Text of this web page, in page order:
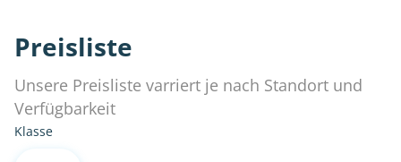
Preisliste
Unsere Preisliste varriert je nach Standort und
Verfügbarkeit
Klasse